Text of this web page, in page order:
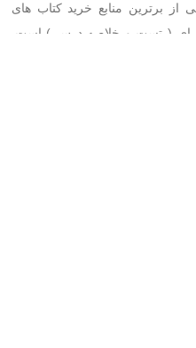
از برترین منابع خرید کتاب های
ای ( تست و خلاصه درس ) است.